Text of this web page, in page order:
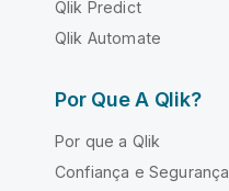
Qlik Predict
Qlik Automate
Por Que A Qlik?
Por que a Qlik
Confiança e Segurança